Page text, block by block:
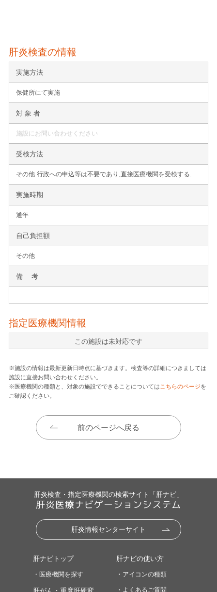
肝炎検査の情報
実施方法
保健所にて実施
対 象 者
施設にお問い合わせください
受検方法
その他 行政への申込等は不要であり,直接医療機関を受検する.
実施時期
通年
自己負担額
その他
備 考
指定医療機関情報
この施設は未対応です
※施設の情報は最新更新日時点に基づきます。検査等の詳細につきましては
施設に直接お問い合わせください。
※医療機関の種類と、対象の施設でできることについてはこちらのページを
ご確認ください。
前のページへ戻る
肝炎検査・指定医療機関の検索サイト「肝ナビ」
肝炎医療ナビゲーションシステム
肝炎情報センターサイト
肝ナビトップ
・医療機関を探す
肝ナビの使い方
・アイコンの種類
・よくあるご質問